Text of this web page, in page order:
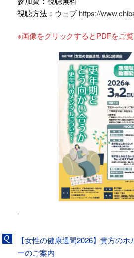
視聴方法：ウェブ https://
※画像をクリックするとPDFをご
-
【女性の健康週間2026】貴方の
ーのご案内